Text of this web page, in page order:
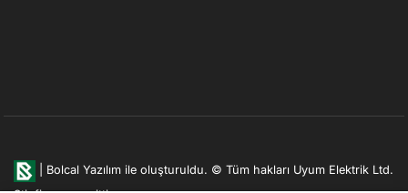
Bolcal Yazılım ile oluşturuldu. © Tüm hakları Uyum Elektrik Ltd.